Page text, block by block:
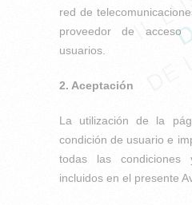
red de
proveedor de acceso
usuarios.
2. Aceptación
La utilización de la
condición de usuario e
todas las
incluidos en el presente